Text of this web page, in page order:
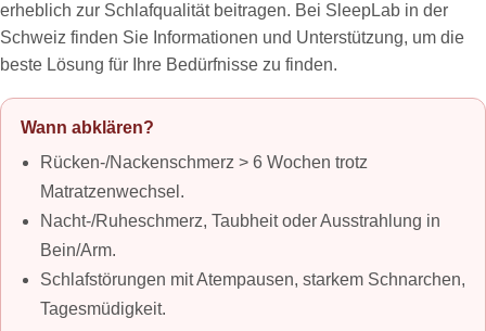
erheblich zur Schlafqualität beitragen. Bei SleepLab in der
Schweiz finden Sie Informationen und Unterstützung, um die
beste Lösung für Ihre Bedürfnisse zu finden.
Wann abklären?
Rücken-/Nackenschmerz > 6 Wochen trotz
Matratzenwechsel.
Nacht-/Ruheschmerz, Taubheit oder Ausstrahlung in
Bein/Arm.
Schlafstörungen mit Atempausen, starkem Schnarchen,
Tagesmüdigkeit.